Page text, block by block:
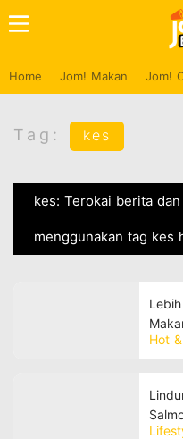
Home Jom! Makan Jom!
Tag: kes
kes: Terokai berita
menggunakan tag kes
Hot